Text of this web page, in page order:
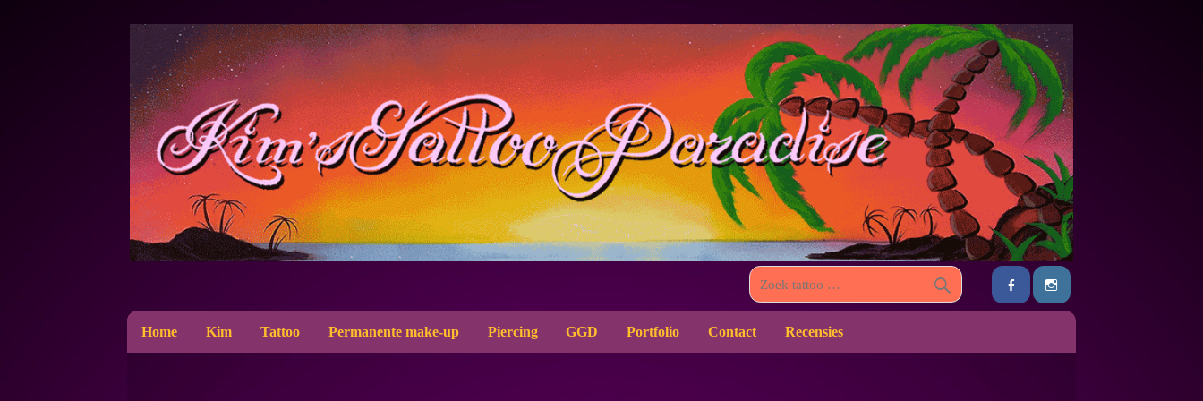
Home Kim Tattoo Permanente make-up Piercing GGD Portfolio Contact Recensies